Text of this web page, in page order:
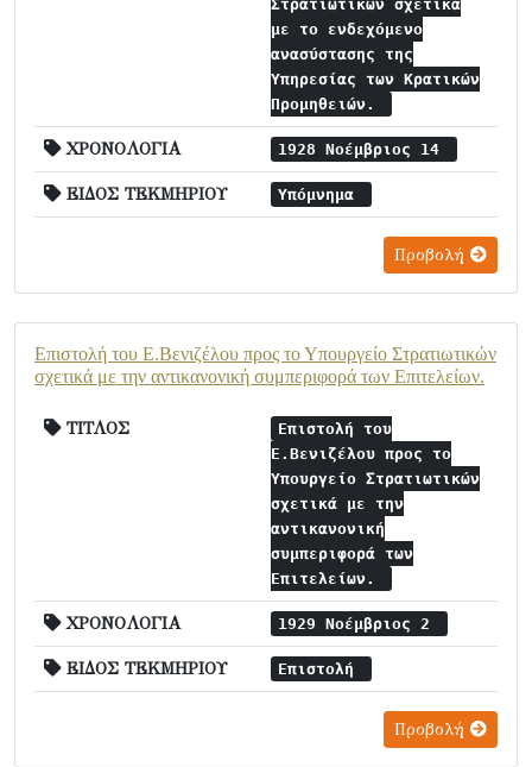
Στρατιωτικών σχετικά
με το ενδεχόμενο
ανασύστασης της
Υπηρεσίας των Κρατικών
Προμηθειών.
ΧΡΟΝΟΛΟΓΙΑ 1928 Νοέμβριος 14
ΕΙΔΟΣ ΤΕΚΜΗΡΙΟΥ Υπόμνημα
Προβολή
Επιστολή του Ε.Βενιζέλου προς το Υπουργείο Στρατιωτικών
σχετικά με την αντικανονική συμπεριφορά των Επιτελείων.
ΤΙΤΛΟΣ
Επιστολή του
Ε.Βενιζέλου προς το
Υπουργείο Στρατιωτικών
σχετικά με την
αντικανονική
συμπεριφορά των
Επιτελείων.
ΧΡΟΝΟΛΟΓΙΑ 1929 Νοέμβριος 2
ΕΙΔΟΣ ΤΕΚΜΗΡΙΟΥ Επιστολή
Προβολή